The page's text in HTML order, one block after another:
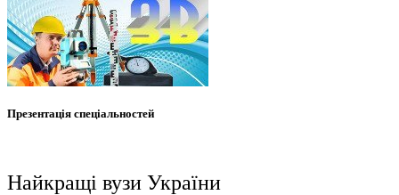
Презентація спеціальностей
Найкращі вузи України